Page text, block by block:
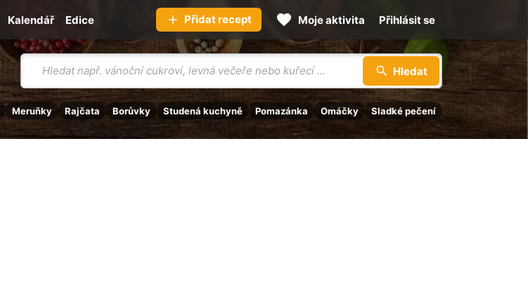
Vyhledávání
Hledat
Meruňky Rajčata Borůvky Studená kuchyně Pomazánka Omáčky Sladké pečení
Kalendář Edice Přidat recept Moje aktivita Přihlásit se